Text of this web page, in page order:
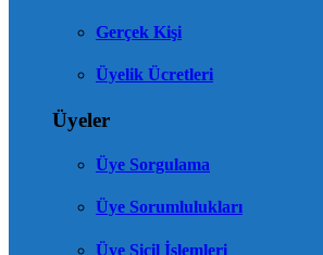
Gerçek Kişi
Üyelik Ücretleri
Üyeler
Üye Sorgulama
Üye Sorumlulukları
Üye Sicil İşlemleri